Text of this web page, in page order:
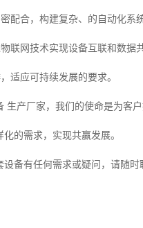
配合，构建复杂、的自动化系统
联网技术实现设备互联和数据
适应可持续发展的要求。
生产厂家，我们的使命是为客
的需求，实现共赢发展。
备有任何需求或疑问，请随